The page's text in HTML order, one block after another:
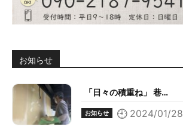
お知らせ
「日々の積重ね」 巷…
お知らせ 2024/01/28